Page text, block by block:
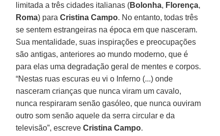
limitada a três cidades italianas (Bolonha, Florença,
Roma) paraCristina Campo. No entanto, todas três
se sentem estrangeiras na época em que nasceram.
Sua mentalidade, suas inspirações e preocupações
são antigas, anteriores ao mundo moderno, que é
para elas uma degradação geral de mentes e corpos.
“Nestas ruas escuras eu vi o Inferno (...) onde
nasceram crianças que nunca viram um cavalo,
nunca respiraram senão gasóleo, que nunca ouviram
outro som senão aquele da serra circular e da
televisão”, escreveCristina Campo.